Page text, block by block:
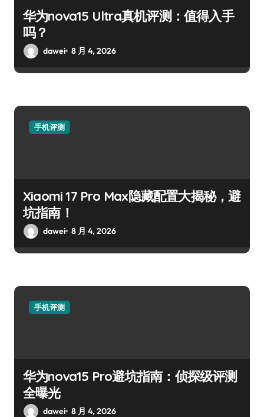
华为nova15 Ultra真机评测：值得入手
吗？
dawei 8 月 4, 2026
手机评测
Xiaomi 17 Pro Max隐藏配置大揭秘，避
坑指南！
dawei 8 月 4, 2026
手机评测
华为nova15 Pro避坑指南：侦探级评测
全曝光
dawei 8 月 4, 2026